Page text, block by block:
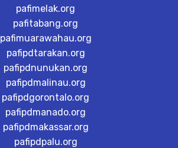
pafimelak.org
pafitabang.org
pafimuarawahau.org
pafipdtarakan.org
pafipdnunukan.org
pafipdmalinau.org
pafipdgorontalo.org
pafipdmanado.org
pafipdmakassar.org
pafipdpalu.org